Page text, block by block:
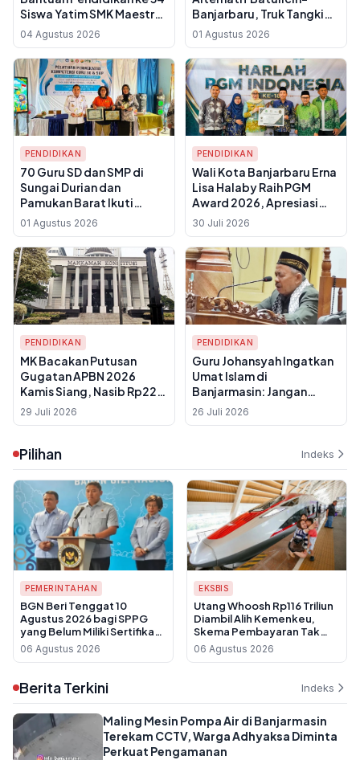
Siswa Yatim SMK Maestro
Islamic School
Banjarmasin
04 Agustus 2026
Banjarbaru, Truk Tangki
BBM Tabrak Rombongan
Mahasiswa KKN, 7 Orang
Tewas
01 Agustus 2026
PENDIDIKAN
70 Guru SD dan SMP di
Sungai Durian dan
Pamukan Barat Ikuti
Pelatihan Kompetensi
Bersama PT Pelsart
Tambang Kencana
01 Agustus 2026
PENDIDIKAN
Wali Kota Banjarbaru Erna
Lisa Halaby Raih PGM
Award 2026, Apresiasi
untuk Perhatian pada
Guru Madrasah dan
Pendidikan Keagamaan
30 Juli 2026
PENDIDIKAN
MK Bacakan Putusan
Gugatan APBN 2026
Kamis Siang, Nasib Rp223
Triliun Dana Pendidikan
untuk MBG Ditentukan
29 Juli 2026
PENDIDIKAN
Guru Johansyah Ingatkan
Umat Islam di
Banjarmasin: Jangan
Anggap Bulan Shafar
Bulan Sial
26 Juli 2026
Pilihan Indeks
PEMERINTAHAN
BGN Beri Tenggat 10
Agustus 2026 bagi SPPG
yang Belum Miliki Sertifikat
Laik Higiene Sanitasi
06 Agustus 2026
EKSBIS
Utang Whoosh Rp116 Triliun
Diambil Alih Kemenkeu,
Skema Pembayaran Tak
Sentuh APBN
06 Agustus 2026
Berita Terkini Indeks
Maling Mesin Pompa Air di Banjarmasin
Terekam CCTV, Warga Adhyaksa Diminta
Perkuat Pengamanan